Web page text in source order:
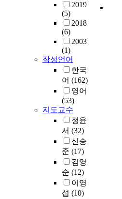
2019
(5)
2018
(6)
2003
(1)
작성언어
한국
어 (162)
영어
(53)
지도교수
정윤
서 (32)
신승
준 (17)
김영
순 (12)
이영
섭 (10)